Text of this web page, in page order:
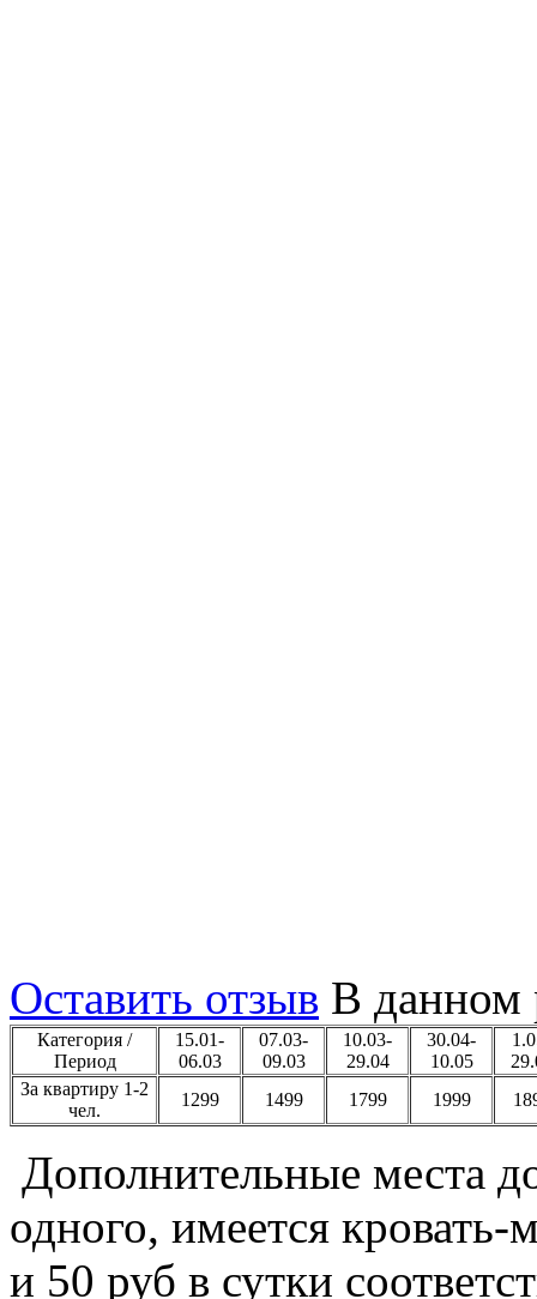
Оставить отзыв В данном
Категория /
Период
15.01-
06.03
07.03-
09.03
10.03-
29.04
30.04-
10.05
За квартиру 1-2
чел.
1299 1499 1799 1999
Дополнительные места
одного, имеется
и 50 руб в сутки